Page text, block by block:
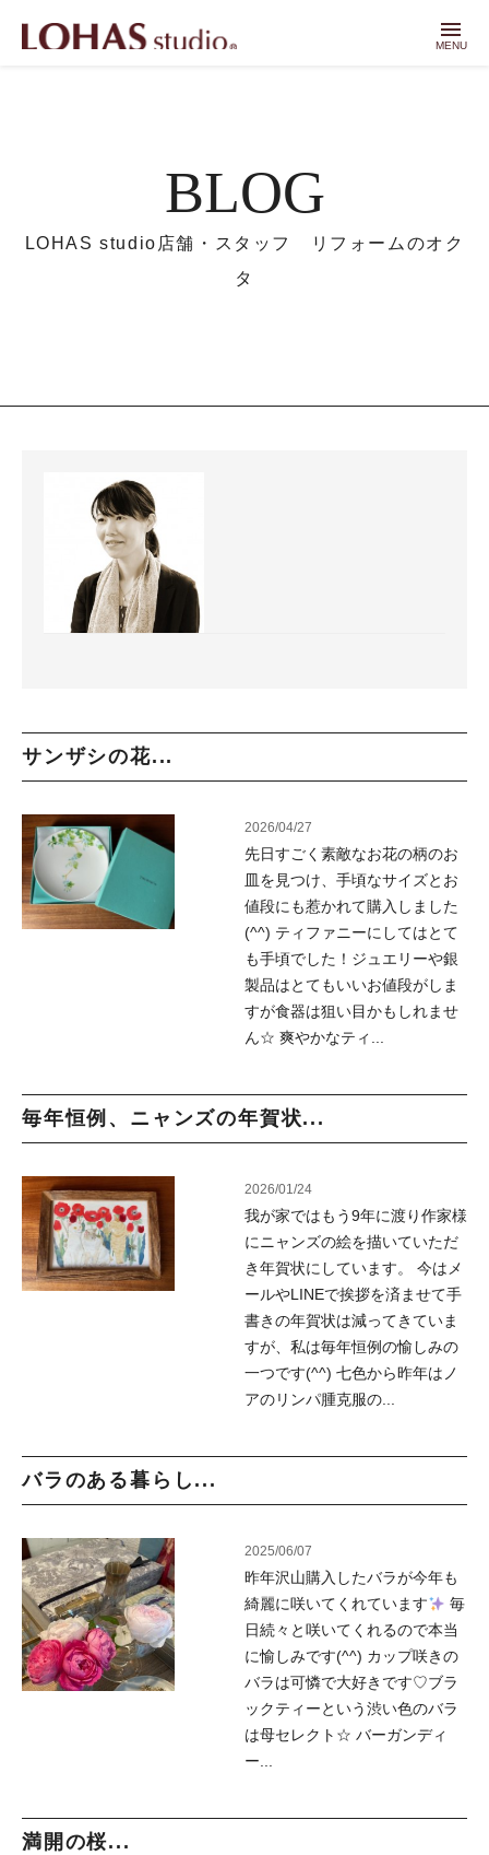
menu
MENU
BLOG
LOHAS studio店舗・スタッフ リフォームのオク
タ
サンザシの花...
2026/04/27
先日すごく素敵なお花の柄のお
皿を見つけ、手頃なサイズとお
値段にも惹かれて購入しました
(^^) ティファニーにしてはとて
も手頃でした！ジュエリーや銀
製品はとてもいいお値段がしま
すが食器は狙い目かもしれませ
ん☆ 爽やかなティ...
毎年恒例、ニャンズの年賀状...
2026/01/24
我が家ではもう9年に渡り作家様
にニャンズの絵を描いていただ
き年賀状にしています。 今はメ
ールやLINEで挨拶を済ませて手
書きの年賀状は減ってきていま
すが、私は毎年恒例の愉しみの
一つです(^^) 七色から昨年はノ
アのリンパ腫克服の...
バラのある暮らし...
2025/06/07
昨年沢山購入したバラが今年も
綺麗に咲いてくれています
毎
日続々と咲いてくれるので本当
に愉しみです(^^) カップ咲きの
バラは可憐で大好きです♡ブラ
ックティーという渋い色のバラ
は母セレクト☆ バーガンディ
ー...
満開の桜...